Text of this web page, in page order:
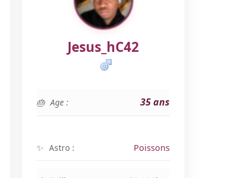
Jesus_hC42
Age : 35 ans
Astro : Poissons